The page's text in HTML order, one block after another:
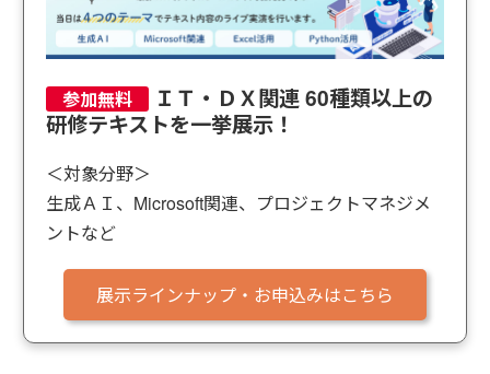
ＩＴ・ＤＸ関連 60種類以上の
研修テキストを一挙展示！
＜対象分野＞
生成ＡＩ、Microsoft関連、プロジェクトマネジメ
ントなど
展示ラインナップ・お申込みはこちら